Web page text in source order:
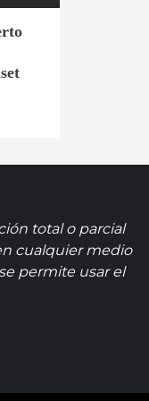
total o parcial
cualquier medio
permite usar el